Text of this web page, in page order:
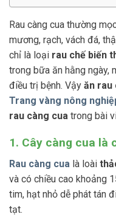
Rau càng cua thường
mương, rạch, vách đá,
chỉ là loại rau chế biến
trong bữa ăn hằng ngày,
điều trị bệnh. Vậy ăn rau
Trang vàng nông
rau càng cua trong bài
1. Cây càng cua là
Rau càng cua là loài
và có chiều cao khoảng
tim, hạt nhỏ dễ phát tán
tạt.